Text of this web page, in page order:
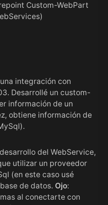
Custom-WebPart
integración con
. Desarrollé un custom-
información de un
obtiene información de
del WebService,
utilizar un proveedor
(en este caso usé
de datos. Ojo:
al conectarte con